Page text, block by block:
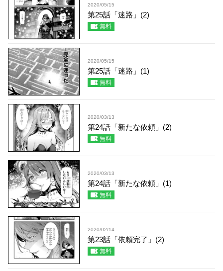
2020/05/15
第25話「迷路」(2)
無料
2020/05/15
第25話「迷路」(1)
無料
2020/03/13
第24話「新たな依頼」(2)
無料
2020/03/13
第24話「新たな依頼」(1)
無料
2020/02/14
第23話「依頼完了」(2)
無料